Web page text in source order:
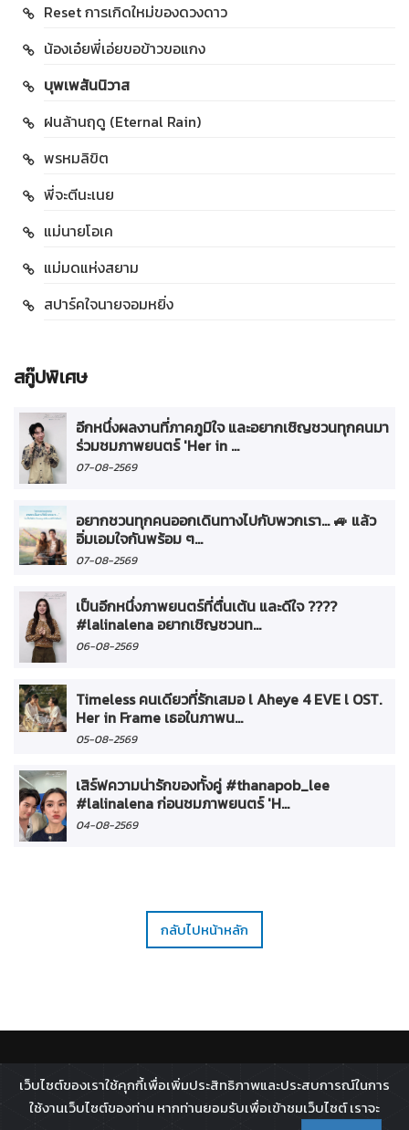
Reset การเกิดใหม่ของดวงดาว
น้องเอ๋ยพี่เอ่ยขอข้าวขอแกง
บุพเพสันนิวาส
ฝนล้านฤดู (Eternal Rain)
พรหมลิขิต
พี่จะตีนะเนย
แม่นายโอเค
แม่มดแห่งสยาม
สปาร์คใจนายจอมหยิ่ง
สกู๊ปพิเศษ
อีกหนึ่งผลงานที่ภาคภูมิใจ และอยากเชิญชวนทุกคนมา
ร่วมชมภาพยนตร์ 'Her in ...
07-08-2569
อยากชวนทุกคนออกเดินทางไปกับพวกเรา... 🚙 แล้ว
อิ่มเอมใจกันพร้อม ๆ...
07-08-2569
เป็นอีกหนึ่งภาพยนตร์ที่ตื่นเต้น และดีใจ ????
#lalinalena อยากเชิญชวนท...
06-08-2569
Timeless คนเดียวที่รักเสมอ l Aheye 4 EVE l OST.
Her in Frame เธอในภาพน...
05-08-2569
เสิร์ฟความน่ารักของทั้งคู่ #thanapob_lee
#lalinalena ก่อนชมภาพยนตร์ 'H...
04-08-2569
กลับไปหน้าหลัก
All rights reserved - 2026 ©
Broadcast Thai Television
เว็บไซต์ของเราใช้คุกกี้เพื่อเพิ่มประสิทธิภาพและประสบการณ์ในการ
ใช้งานเว็บไซต์ของท่าน หากท่านยอมรับเพื่อเข้าชมเว็บไซต์ เราจะ